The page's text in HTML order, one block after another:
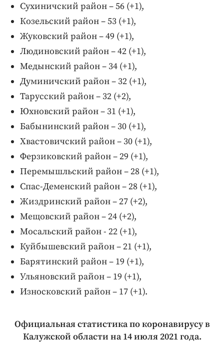
Сухиничский район – 56 (+1),
Козельский район – 53 (+1),
Жуковский район – 49 (+1),
Людиновский район – 42 (+1),
Медынский район – 34 (+1),
Думиничский район – 32 (+1),
Тарусский район – 32 (+2),
Юхновский район – 31 (+1),
Бабынинский район – 30 (+1),
Хвастовичский район – 30 (+1),
Ферзиковский район – 29 (+1),
Перемышльский район – 28 (+1),
Спас-Деменский район – 28 (+1),
Жиздринский район – 27 (+2),
Мещовский район – 24 (+2),
Мосальский район - 22 (+1),
Куйбышевский район – 21 (+1),
Барятинский район – 19 (+1),
Ульяновский район – 19 (+1),
Износковский район – 17 (+1).
Официальная статистика по коронавирусу в
Калужской области на 14 июля2021 года.